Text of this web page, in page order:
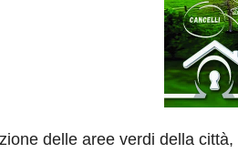
delle aree verdi della